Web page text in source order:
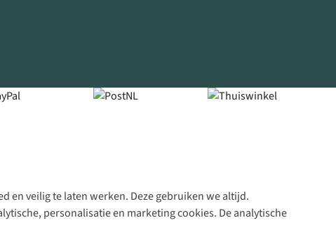
en veilig te laten werken. Deze gebruiken we altijd.
personalisatie en marketing cookies. De analytische